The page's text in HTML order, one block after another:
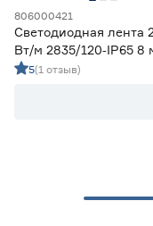
806000421
Светодиодная лента
Вт/м 2835/120‑IP65 8
дневной 5 м Geniled
5(1 отзыв)